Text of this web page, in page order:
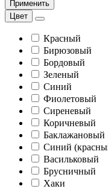
Применить
Цвет
Красный
Бирюзовый
Бордовый
Зеленый
Синий
Фиолетовый
Сиреневый
Коричневый
Баклажановый
Синий
Васильковый
Брусничный
Хаки